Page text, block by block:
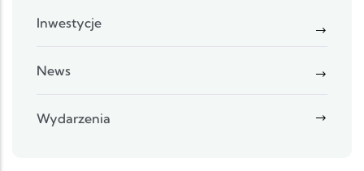
Inwestycje
News
Wydarzenia